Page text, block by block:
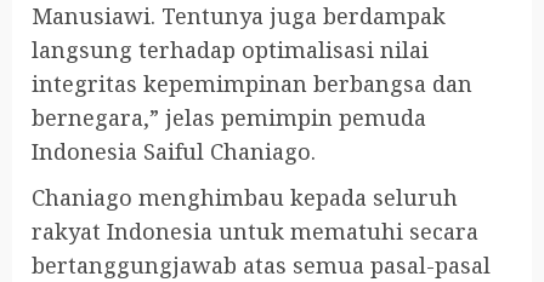
Manusiawi. Tentunya juga berdampak
langsung terhadap optimalisasi nilai
integritas kepemimpinan berbangsa dan
bernegara,” jelas pemimpin pemuda
Indonesia Saiful Chaniago.
Chaniago menghimbau kepada seluruh
rakyat Indonesia untuk mematuhi secara
bertanggungjawab atas semua pasal-pasal